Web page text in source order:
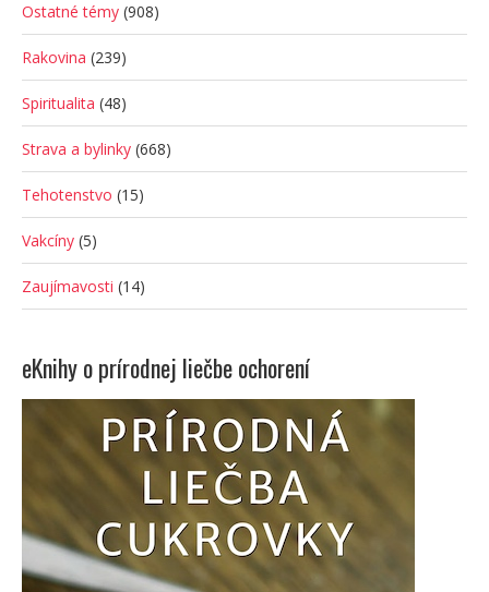
Ostatné témy (908)
Rakovina (239)
Spiritualita (48)
Strava a bylinky (668)
Tehotenstvo (15)
Vakcíny (5)
Zaujímavosti (14)
eKnihy o prírodnej liečbe ochorení